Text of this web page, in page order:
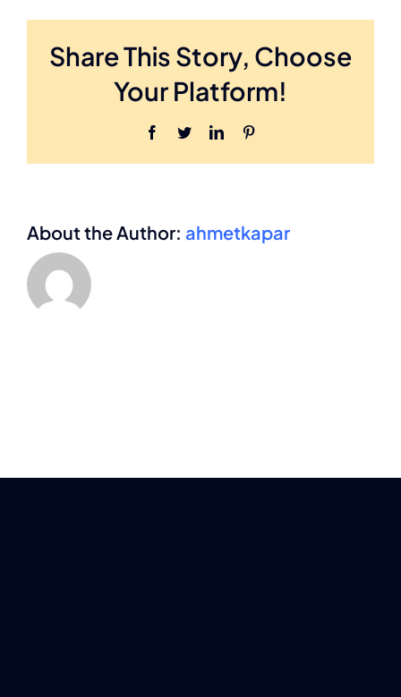
?
için
Share This Story, Choose
Your Platform!
Facebook
TwitterLinkedIn
About the Author: ahmetkapar